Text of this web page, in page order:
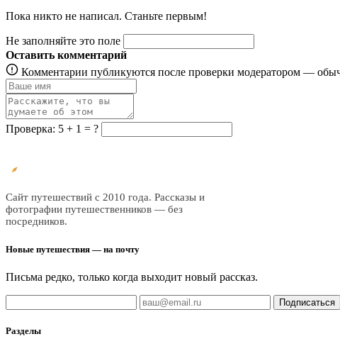
Пока никто не написал. Станьте первым!
Не заполняйте это поле
Оставить комментарий
Комментарии публикуются после проверки модератором —
Проверка: 5 + 1 = ?
Сайт путешествий с 2010 года. Рассказы и
фотографии путешественников — без
посредников.
Новые путешествия — на почту
Письма редко, только когда выходит новый рассказ.
Подписаться
Разделы